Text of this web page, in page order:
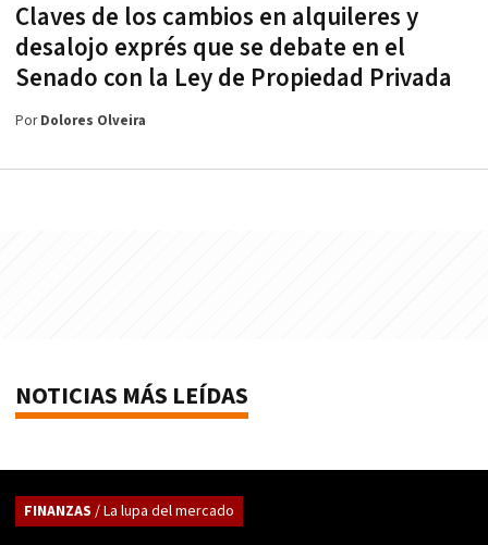
Claves de los cambios en alquileres y
desalojo exprés que se debate en el
Senado con la Ley de Propiedad Privada
PorDolores Olveira
NOTICIAS MÁS LEÍDAS
FINANZAS / La lupa del mercado